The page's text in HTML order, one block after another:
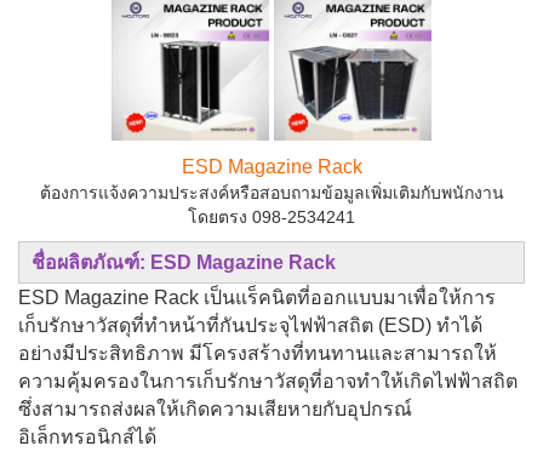
ESD Magazine Rack
ต้องการแจ้งความประสงค์หรือสอบถามข้อมูลเพิ่มเติมกับพนักงาน
โดยตรง 098-2534241
ชื่อผลิตภัณฑ์: ESD Magazine Rack
ESD Magazine Rack เป็นแร็คนิตที่ออกแบบมาเพื่อให้การ
เก็บรักษาวัสดุที่ทำหน้าที่กันประจุไฟฟ้าสถิต (ESD) ทำได้
อย่างมีประสิทธิภาพ มีโครงสร้างที่ทนทานและสามารถให้
ความคุ้มครองในการเก็บรักษาวัสดุที่อาจทำให้เกิดไฟฟ้าสถิต
ซึ่งสามารถส่งผลให้เกิดความเสียหายกับอุปกรณ์
อิเล็กทรอนิกส์ได้